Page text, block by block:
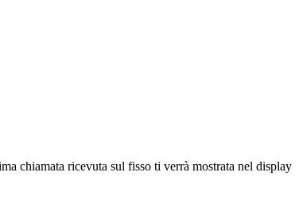
chiamata ricevuta sul fisso ti verrà mostrata nel display